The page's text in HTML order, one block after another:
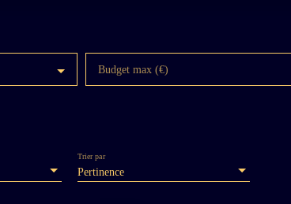
Budget max (€)
Pertinence
Trier par